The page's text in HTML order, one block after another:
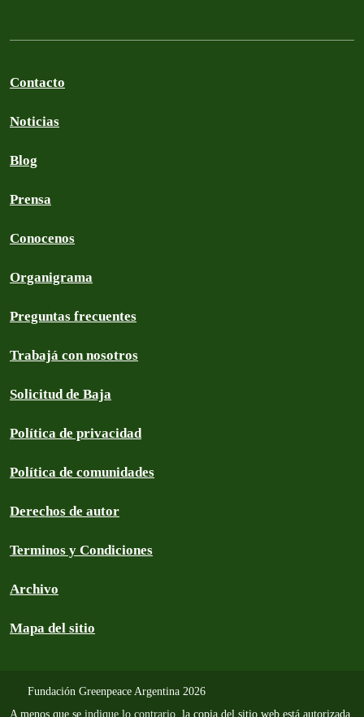
Contacto
Noticias
Blog
Prensa
Conocenos
Organigrama
Preguntas frecuentes
Trabajá con nosotros
Solicitud de Baja
Política de privacidad
Política de comunidades
Derechos de autor
Terminos y Condiciones
Archivo
Mapa del sitio
Fundación Greenpeace Argentina 2026
A menos que se indique lo contrario , la copia del sitio web está autorizada